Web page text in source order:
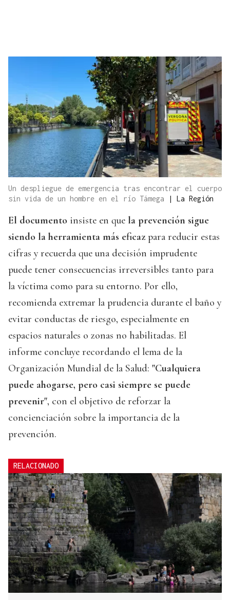
Un despliegue de emergencia tras encontrar el cuerpo
sin vida de un hombre en el río Támega
| La Región
El documento insiste en que la prevención sigue
siendo la herramienta más eficaz para reducir estas
cifras y recuerda que una decisión imprudente
puede tener consecuencias irreversibles tanto para
la víctima como para su entorno. Por ello,
recomienda extremar la prudencia durante el baño y
evitar conductas de riesgo, especialmente en
espacios naturales o zonas no habilitadas. El
informe concluye recordando el lema de la
Organización Mundial de la Salud: "Cualquiera
puede ahogarse, pero casi siempre se puede
prevenir", con el objetivo de reforzar la
concienciación sobre la importancia de la
prevención.
RELACIONADO